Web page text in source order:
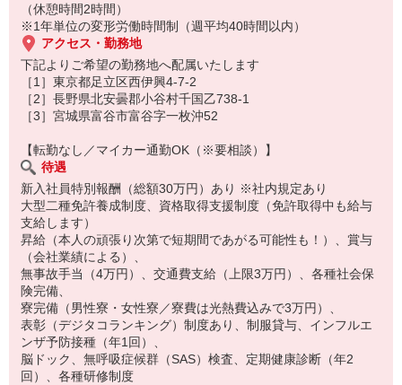
お客様を最終停留所までお送りして営業所へ戻ります
入庫
車内のお客様の忘れ物チェック、給油、運行状況の報告、乗務後点
次回勤務確認で終了
＜入社後の研修について＞
入社後は、経験に応じて1〜2ヶ月の研修を受講していただきます。
まったくの未経験でも安心してバスに乗務できるように、丁寧に指
導していますのでご安心下さい。
最短3ヶ月程度で乗務を任せられるくらいになる事が可能です
（休憩時間2時間）
※1年単位の変形労働時間制（週平均40時間以内）
アクセス・勤務地
下記よりご希望の勤務地へ配属いたします
［1］東京都足立区西伊興4-7-2
［2］長野県北安曇郡小谷村千国乙738-1
［3］宮城県富谷市富谷字一枚沖52
【転勤なし／マイカー通勤OK（※要相談）】
待遇
新入社員特別報酬（総額30万円）あり ※社内規定あり
大型二種免許養成制度、資格取得支援制度（免許取得中も給与
支給します）
昇給（本人の頑張り次第で短期間であがる可能性も！）、賞与
（会社業績による）、
無事故手当（4万円）、交通費支給（上限3万円）、各種社会保
険完備、
寮完備（男性寮・女性寮／寮費は光熱費込みで3万円）、
表彰（デジタコランキング）制度あり、制服貸与、インフルエ
ンザ予防接種（年1回）、
脳ドック、無呼吸症候群（SAS）検査、定期健康診断（年2
回）、各種研修制度